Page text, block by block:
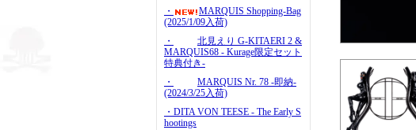
・
MARQUIS Shopping-Bag
(2025/1/09入荷)
・
北見えり G-KITAERI 2 &
MARQUIS68 - Kurage限定セット
特典付き-
・
MARQUIS Nr. 78 -即納-
(2024/3/25入荷)
・DITA VON TEESE - The Early S
hootings